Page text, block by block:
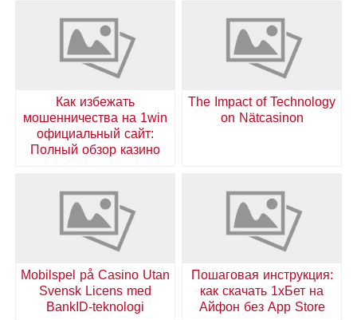
The Impact of Technology
on Nätcasinon
Как избежать
мошенничества на 1win
официальный сайт:
Полный обзор казино
Пошаговая инструкция:
как скачать 1хБет на
Айфон без App Store
Mobilspel på Casino Utan
Svensk Licens med
BankID-teknologi